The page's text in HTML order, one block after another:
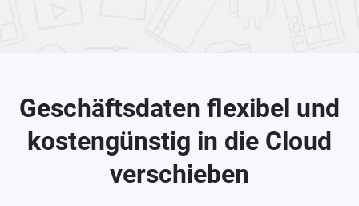
Geschäftsdaten flexibel und
kostengünstig in die Cloud
verschieben